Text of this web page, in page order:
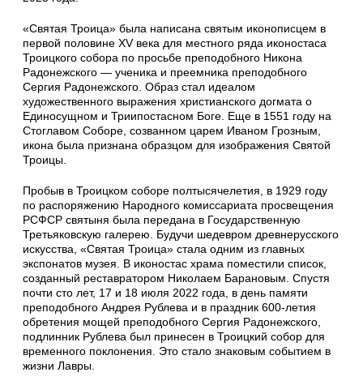
«Святая Троица» была написана святым иконописцем в
первой половине XV века для местного ряда иконостаса
Троицкого собора по просьбе преподобного Никона
Радонежского — ученика и преемника преподобного
Сергия Радонежского. Образ стал идеалом
художественного выражения христианского догмата о
Единосущном и Триипостасном Боге. Еще в 1551 году на
Стоглавом Соборе, созванном царем Иваном Грозным,
икона была признана образцом для изображения Святой
Троицы.
Пробыв в Троицком соборе полтысячелетия, в 1929 году
по распоряжению Народного комиссариата просвещения
РСФСР святыня была передана в Государственную
Третьяковскую галерею. Будучи шедевром древнерусского
искусства, «Святая Троица» стала одним из главных
экспонатов музея. В иконостас храма поместили список,
созданный реставратором Николаем Барановым. Спустя
почти сто лет, 17 и 18 июля 2022 года, в день памяти
преподобного Андрея Рублева и в праздник 600-летия
обретения мощей преподобного Сергия Радонежского,
подлинник Рублева был принесен в Троицкий собор для
временного поклонения. Это стало знаковым событием в
жизни Лавры.